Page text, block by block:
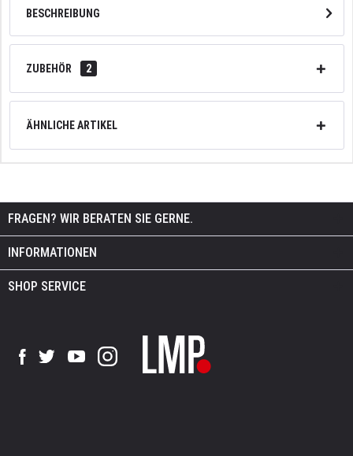
BESCHREIBUNG
ZUBEHÖR 2
ÄHNLICHE ARTIKEL
FRAGEN? WIR BERATEN SIE GERNE.
INFORMATIONEN
SHOP SERVICE